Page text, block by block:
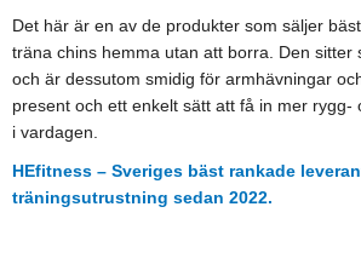
Det här är en av de produkter som säljer
träna chins hemma utan att borra. Den sitter
och är dessutom smidig för armhävningar
present och ett enkelt sätt att få in mer rygg-
i vardagen.
HEfitness – Sveriges bäst rankade
träningsutrustning sedan 2022.